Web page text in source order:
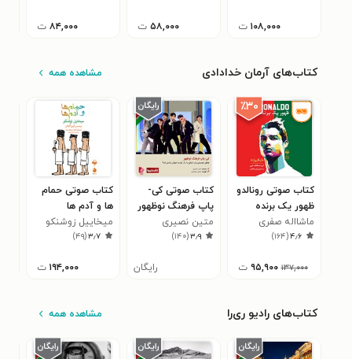
۱۰۸,۰۰۰ ت ۵۸,۰۰۰ ت ۸۴,۰۰۰ ت
کتاب‌های آرمان خدادادی مشاهده همه
٪۳۰
کتاب صوتی رونالدو
ظهور یک برنده
ماشااله صفری
۴٫۶(۱۶۴)
۱۳۷,۰۰۰ ۹۵,۹۰۰ ت
کتاب صوتی کی-
پاپ فرهنگ نوظهور
متین نصیری
۳٫۹(۱۴۰)
رایگان
کتاب صوتی حمام
ها و آدم ها
میخاییل زوشنکو
۳٫۷(۴۹)
۱۹۴,۰۰۰ ت
کتاب‌های رادیو ری‌را مشاهده همه